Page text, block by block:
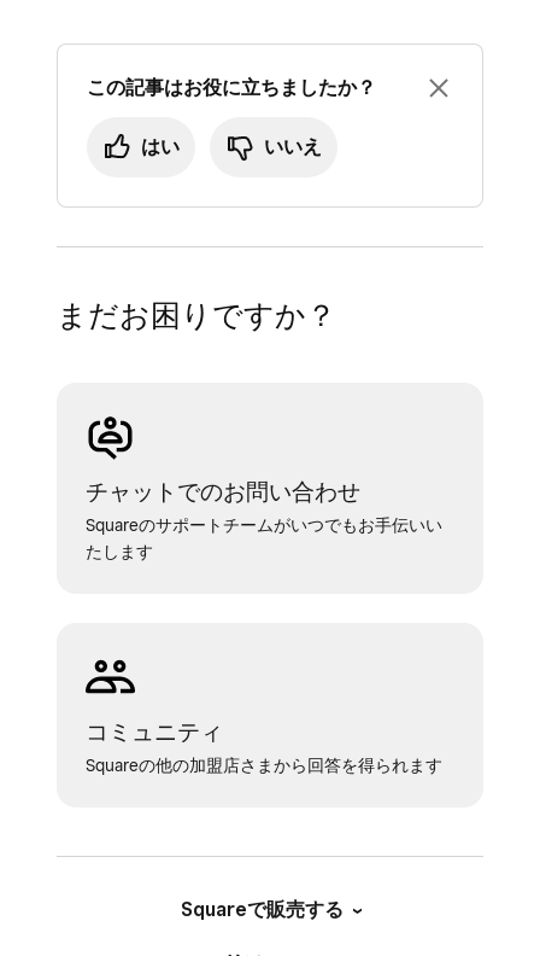
この記事はお役に立ちましたか？
はい いいえ
まだお困りですか？
チャットでのお問い合わせ
Squareのサポートチームがいつでもお手伝いい
たします
コミュニティ
Squareの他の加盟店さまから回答を得られます
Squareで販売する